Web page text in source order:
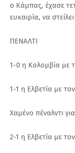
ο Κάμπας, έχασε
ευκαιρία, να
ΠΕΝΑΛΤΙ
1-0 η Κολομβία με
1-1 η Ελβετία με
Χαμένο πέναλντι
2-1 η Ελβετία με